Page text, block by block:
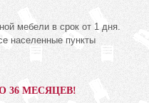
мебели в срок от 1 дня.
населенные пункты
36 МЕСЯЦЕВ!